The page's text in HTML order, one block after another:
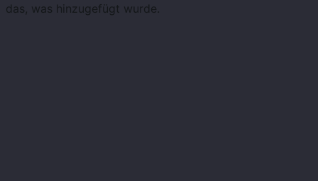
das, was hinzugefügt wurde.